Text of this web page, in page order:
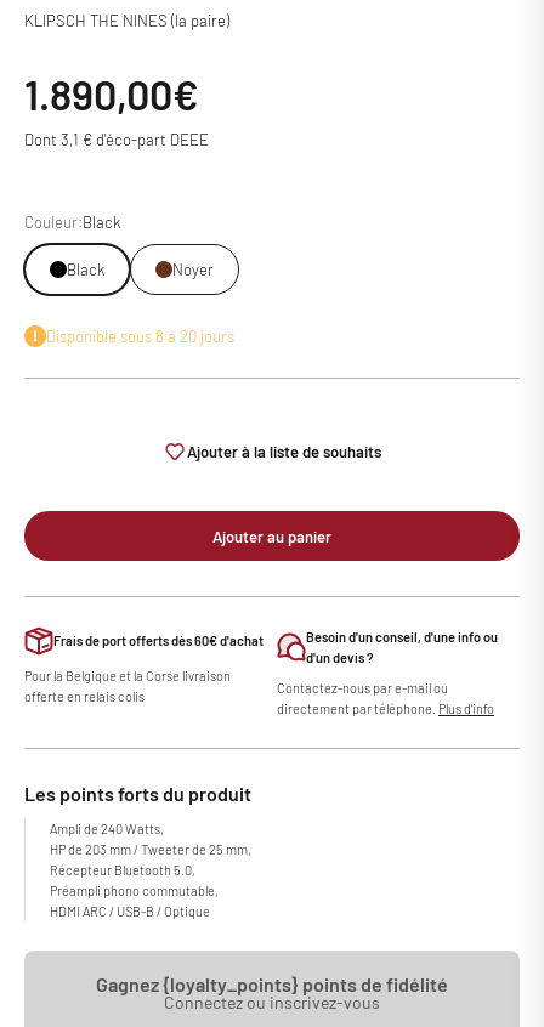
KLIPSCH THE NINES (la paire)
Prix de vente
1.890,00€
Dont 3,1 € d'éco-part DEEE
Couleur:Black
Black Noyer
Disponible sous 8 à 20 jours
Ajouter à la liste de souhaits
Ajouter au panier
Frais de port offerts dès 60€ d'achat
Pour la Belgique et la Corse livraison
offerte en relais colis
Besoin d'un conseil, d'une info ou
d'un devis ?
Contactez-nous par e-mail ou
directement par téléphone. Plus d'info
Les points forts du produit
Ampli de 240 Watts,
HP de 203 mm / Tweeter de 25 mm,
Récepteur Bluetooth 5.0,
Préampli phono commutable,
HDMI ARC / USB-B / Optique
Gagnez {loyalty_points} points de fidélité
Connectez ou inscrivez-vous